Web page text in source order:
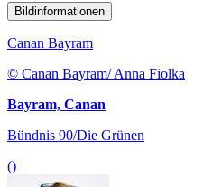
Bildinformationen
Canan Bayram
© Canan Bayram/ Anna Fiolka
Bayram, Canan
Bündnis 90/Die Grünen
()